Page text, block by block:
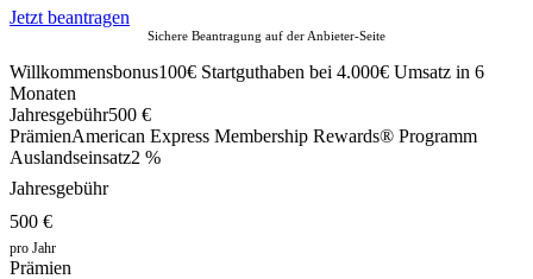
Jetzt beantragen
Sichere Beantragung auf der Anbieter-Seite
Willkommensbonus100€ Startguthaben bei 4.000€ Umsatz in 6
Monaten
Jahresgebühr500 €
PrämienAmerican Express Membership Rewards® Programm
Auslandseinsatz2 %
Jahresgebühr
500 €
pro Jahr
Prämien